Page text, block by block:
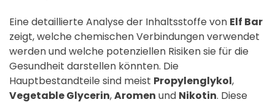
Eine detaillierte Analyse der Inhaltsstoffe von Elf Bar
zeigt, welche chemischen Verbindungen verwendet
werden und welche potenziellen Risiken sie für die
Gesundheit darstellen könnten. Die
Hauptbestandteile sind meist Propylenglykol,
Vegetable Glycerin,Aromen und Nikotin. Diese